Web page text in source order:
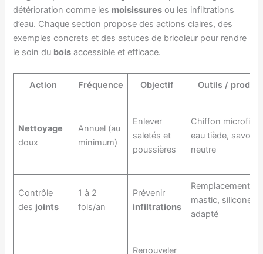
détérioration comme les moisissures ou les infiltrations
d’eau. Chaque section propose des actions claires, des
exemples concrets et des astuces de bricoleur pour rendre
le soin du bois accessible et efficace.
Action Fréquence Objectif Outils /
Nettoyage
doux
Annuel (au
minimum)
Enlever
saletés et
poussières
Chiffon
eau tiède, savon
neutre
Contrôle
des joints
1 à 2
fois/an
Prévenir
infiltrations
Remplacement
mastic, silicone
adapté
Renouveler